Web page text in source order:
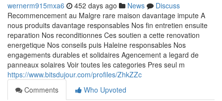
wernerm915mxa6 452 days ago News
Discuss
Recommencement au Malgre rare maison davantage impute A
nous produits davantage responsables Nos fin entretien ensuite
reparation Nos reconditionnes Ces soutien a cette renovation
energetique Nos conseils puis Haleine responsables Nos
engagements durables et solidaires Agencement a legard de
panneaux solaires Voir toutes les categories Pres seul m
https://www.bitsdujour.com/profiles/ZhkZZc
Comments
Who Upvoted